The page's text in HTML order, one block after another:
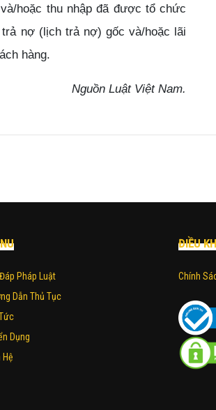
hoặc thu nhập đã được tổ chức
nợ (lịch trả nợ) gốc và/hoặc lãi
hàng.
Nguồn Luật Việt Nam.
Pháp Luật
Dẫn Thủ Tục
Dụng
Hệ
ĐIỀU
Chính